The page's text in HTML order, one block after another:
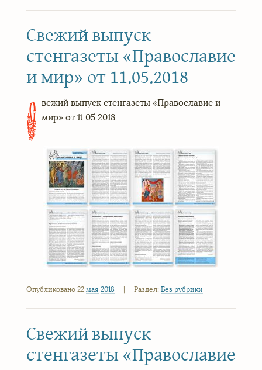
Свежий выпуск
стенгазеты «Православие
и мир» от 11.05.2018
С вежий выпуск стенгазеты «Православие и
мир» от 11.05.2018.
Опубликовано 22 мая 2018 | Раздел: Без рубрики
Свежий выпуск
стенгазеты «Православие